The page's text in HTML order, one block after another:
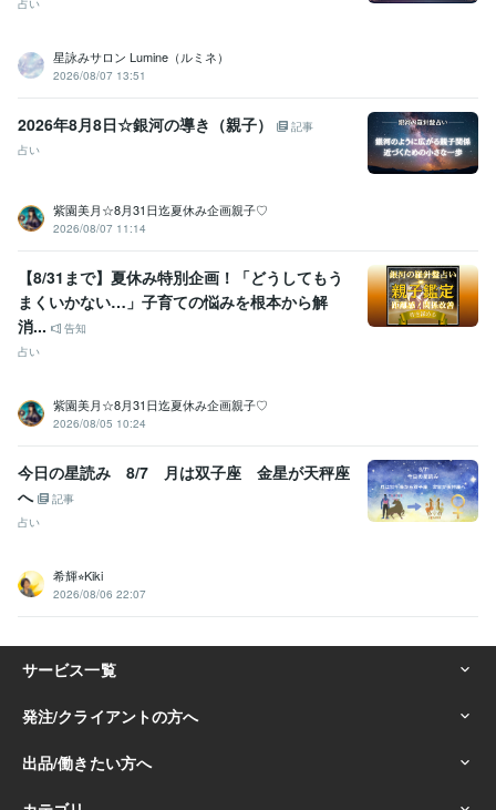
星詠みサロン Lumine（ルミネ）
2026/08/07 13:51
2026年8月8日☆銀河の導き（親子）
記事
占い
紫園美月☆8月31日迄夏休み企画親子♡
2026/08/07 11:14
【8/31まで】夏休み特別企画！「どうしてもう
まくいかない…」子育ての悩みを根本から解
消...
告知
占い
紫園美月☆8月31日迄夏休み企画親子♡
2026/08/05 10:24
今日の星読み 8/7 月は双子座 金星が天秤座
へ
記事
占い
希輝⭐︎Kiki
2026/08/06 22:07